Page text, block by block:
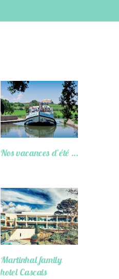
Nos vacances d’été …
Martinhal family
hotel Cascais